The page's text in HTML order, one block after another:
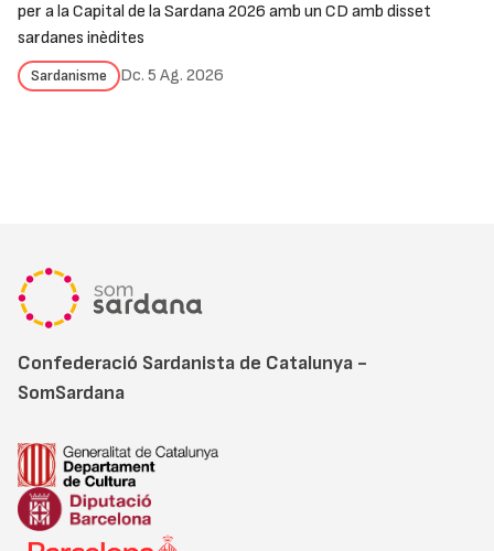
per a la Capital de la Sardana 2026 amb un CD amb disset
sardanes inèdites
Sardanisme Dc. 5 Ag. 2026
Confederació Sardanista de Catalunya -
SomSardana